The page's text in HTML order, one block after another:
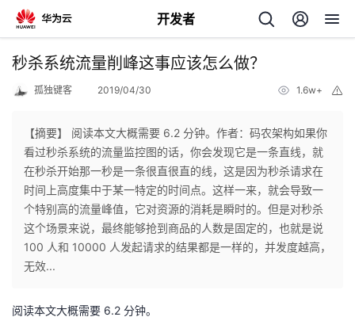
开发者
返
个
人
主
页
我
的
开
秒杀系统流量削峰这事应该怎么做？
孤独键客 2019/04/30 1.6w+
【摘要】 阅读本文大概需要 6.2 分钟。作者：码农架构如果你
看过秒杀系统的流量监控图的话，你会发现它是一条直线，就
在秒杀开始那一秒是一条很直很直的线，这是因为秒杀请求在
时间上高度集中于某一特定的时间点。这样一来，就会导致一
个特别高的流量峰值，它对资源的消耗是瞬时的。但是对秒杀
这个场景来说，最终能够抢到商品的人数是固定的，也就是说
100 人和 10000 人发起请求的结果都是一样的，并发度越高，
无效...
阅读本文大概需要 6.2 分钟。